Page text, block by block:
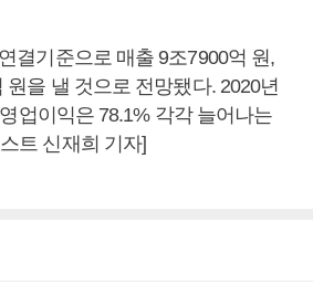
결기준으로 매출 9조7900억 원,
원을 낼 것으로 전망됐다. 2020년
업이익은 78.1% 각각 늘어나는
트 신재희 기자]